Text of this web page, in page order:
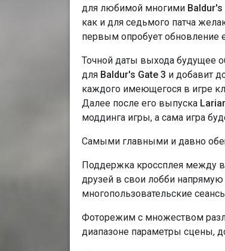
для любимой многими Baldur's
как и для седьмого патча
первым опробует обновление
Точной даты выхода будущее
для Baldur's Gate 3 и добавит
каждого имеющегося в игре
Далее после его выпуска
моддинга игры, а сама игра
Самыми главными и давно
Поддержка кроссплея между
друзей в свои лобби
многопользовательские
Фоторежим с множеством
диапазоне параметры сцены,